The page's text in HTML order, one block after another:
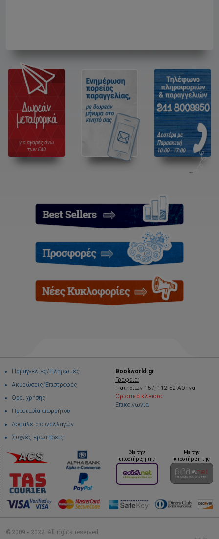
Παραγγελίες/Πληρωμές
Ακυρώσεις/Επιστροφές
Όροι χρήσης
Προστασία απορρήτου
Ασφάλεια συναλλαγών
Συχνές ερωτήσεις
Bookworld.gr
Γραφεία:
Πατησίων 157, 112 52 Αθήνα
Οριστικά κλειστό
Επικοινωνία
Με την
υποστήριξη της
Με την
υποστήριξη της
© 2009 - 2022. All rights reserved